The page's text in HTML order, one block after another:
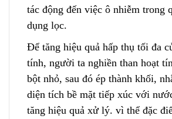
tác động đến việc ô nhiễm trong
dụng lọc.
Để tăng hiệu quả hấp thụ tối đa
tính, người ta nghiền than hoạt
bột nhỏ, sau đó ép thành khối,
diện tích bề mặt tiếp xúc với
tăng hiệu quả xử lý. vì thể đặc